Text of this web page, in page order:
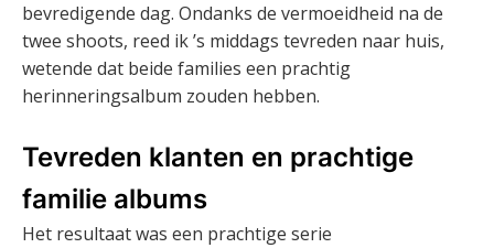
bevredigende dag. Ondanks de vermoeidheid na de
twee shoots, reed ik ’s middags tevreden naar huis,
wetende dat beide families een prachtig
herinneringsalbum zouden hebben.
Tevreden klanten en prachtige
familie albums
Het resultaat was een prachtige serie